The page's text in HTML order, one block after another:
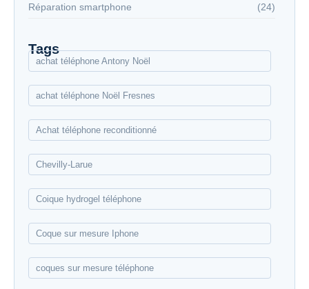
Réparation smartphone (24)
Tags
achat téléphone Antony Noël
achat téléphone Noël Fresnes
Achat téléphone reconditionné
Chevilly-Larue
Coique hydrogel téléphone
Coque sur mesure Iphone
coques sur mesure téléphone